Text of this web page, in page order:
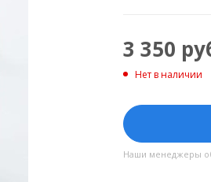
3 350
Нет в наличии
Наши менеджеры